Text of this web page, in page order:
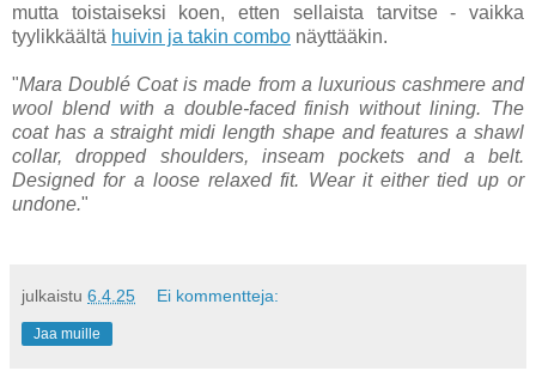
mutta toistaiseksi koen, etten sellaista tarvitse - vaikka
tyylikkäältä huivin ja takin combo näyttääkin.
"Mara Doublé Coat is made from a luxurious cashmere and
wool blend with a double-faced finish without lining. The
coat has a straight midi length shape and features a shawl
collar, dropped shoulders, inseam pockets and a belt.
Designed for a loose relaxed fit. Wear it either tied up or
undone."
julkaistu 6.4.25 Ei kommentteja:
Jaa muille